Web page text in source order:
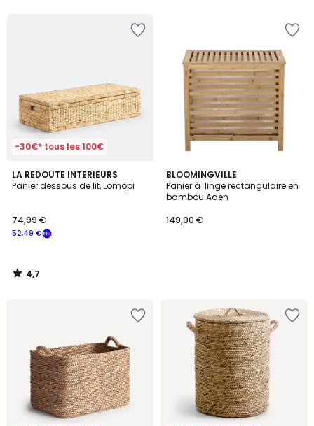
-30€* tous les 100€
LA REDOUTE INTERIEURS
Panier dessous de lit, Lomopi
52,49 €
74,99 €
4,7
/ 5
4,7
/
BLOOMINGVILLE
Panier à linge rectangulaire en
bambou Aden
149,00 €